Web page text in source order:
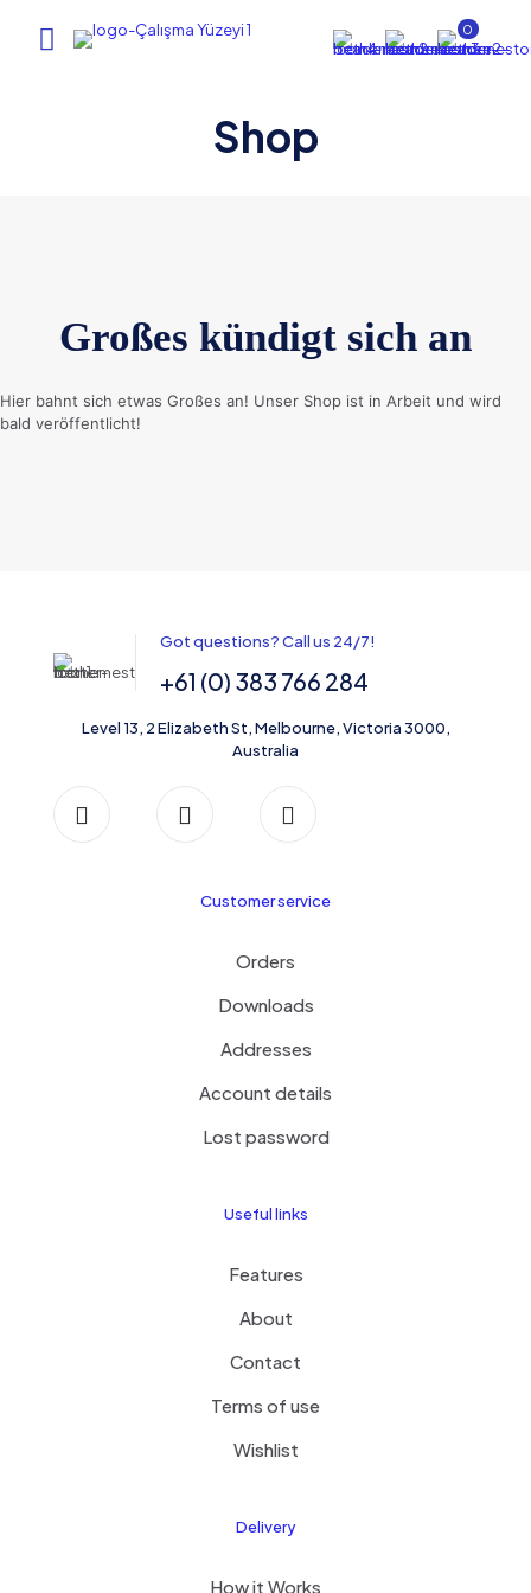
0
Shop
Großes kündigt sich an
Hier bahnt sich etwas Großes an! Unser Shop ist in Arbeit und wird
bald veröffentlicht!
Got questions? Call us 24/7!
+61 (0) 383 766 284
Level 13, 2 Elizabeth St, Melbourne, Victoria 3000,
Australia
Customer service
Orders
Downloads
Addresses
Account details
Lost password
Useful links
Features
About
Contact
Terms of use
Wishlist
Delivery
How it Works